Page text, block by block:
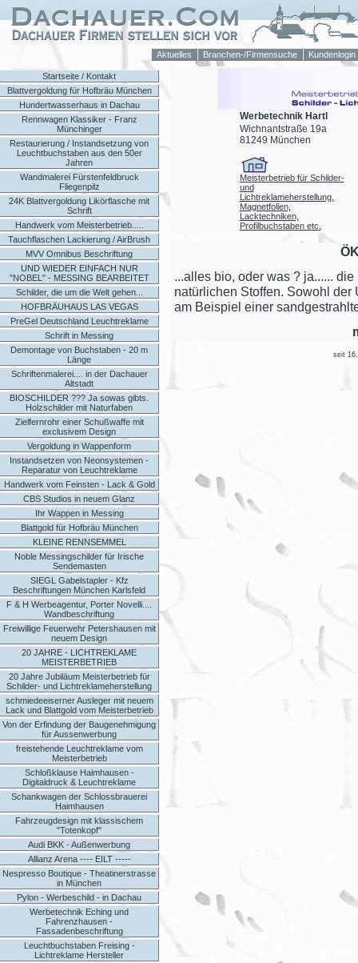
Aktuelles Branchen-/Firmensuche Kundenlogin
Startseite / Kontakt
Blattvergoldung für Hofbräu München
Hundertwasserhaus in Dachau
Rennwagen Klassiker - Franz
Münchinger
Restaurierung / Instandsetzung von
Leuchtbuchstaben aus den 50er
Jahren
Wandmalerei Fürstenfeldbruck
Fliegenpilz
24K Blattvergoldung Likörflasche mit
Schrift
Handwerk vom Meisterbetrieb.....
Tauchflaschen Lackierung / AirBrush
MVV Omnibus Beschriftung
UND WIEDER EINFACH NUR
"NOBEL" - MESSING BEARBEITET
Schilder, die um die Welt gehen...
HOFBRÄUHAUS LAS VEGAS
PreGel Deutschland Leuchtreklame
Schrift in Messing
Demontage von Buchstaben - 20 m
Länge
Schriftenmalerei.... in der Dachauer
Altstadt
BIOSCHILDER ??? Ja sowas gibts.
Holzschilder mit Naturfaben
Zielfernrohr einer Schußwaffe mit
exclusivem Design
Vergoldung in Wappenform
Instandsetzen von Neonsystemen -
Reparatur von Leuchtreklame
Handwerk vom Feinsten - Lack & Gold
CBS Studios in neuem Glanz
Ihr Wappen in Messing
Blattgold für Hofbräu München
KLEINE RENNSEMMEL
Noble Messingschilder für Irische
Sendemasten
SIEGL Gabelstapler - Kfz
Beschriftungen München Karlsfeld
F & H Werbeagentur, Porter Novelli....
Wandbeschriftung
Freiwillige Feuerwehr Petershausen mit
neuem Design
20 JAHRE - LICHTREKLAME
MEISTERBETRIEB
20 Jahre Jubiläum Meisterbetrieb für
Schilder- und Lichtreklameherstellung
schmiedeeiserner Ausleger mit neuem
Lack und Blattgold vom Meisterbetrieb
Von der Erfindung der Baugenehmigung
für Aussenwerbung
freistehende Leuchtreklame vom
Meisterbetrieb
Schloßklause Haimhausen -
Digitaldruck & Leuchtreklame
Schankwagen der Schlossbrauerei
Haimhausen
Fahrzeugdesign mit klassischem
"Totenkopf"
Audi BKK - Außenwerbung
Allianz Arena ---- EILT -----
Nespresso Boutique - Theatinerstrasse
in München
Pylon - Werbeschild - in Dachau
Werbetechnik Eching und
Fahrenzhausen -
Fassadenbeschriftung
Leuchtbuchstaben Freising -
Lichtreklame Hersteller
Werbetechnik Hartl
Wichnantstraße 19a
81249 München
Meisterbetrieb für Schilder-
und
Lichtreklameherstellung,
Magnetfolien,
Lacktechniken,
Profilbuchstaben etc.
...alles bio, oder was ? ja......
natürlichen Stoffen. Sowohl
am Beispiel einer
seit